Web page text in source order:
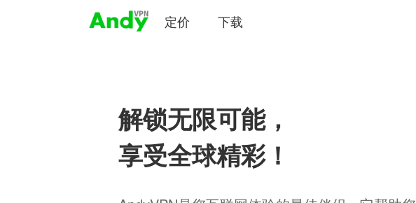
定价 下载
解锁无限可能，
享受全球精彩！